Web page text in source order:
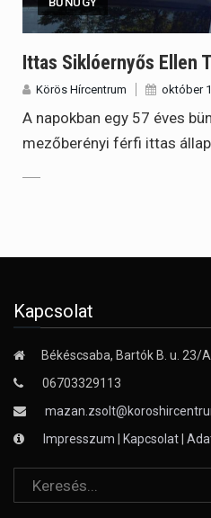
Ittas Siklóernyős Ellen
Körös Hírcentrum október
A napokban egy 57 éves
mezőberényi férfi ittas
Kapcsolat
Békéscsaba, Bartók B. u. 23/A
06703329113
Impresszum
Kapcsolat